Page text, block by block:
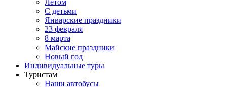
Летом
С детьми
Январские праздники
23 февраля
8 марта
Майские праздники
Новый год
Индивидуальные туры
Туристам
Наши автобусы